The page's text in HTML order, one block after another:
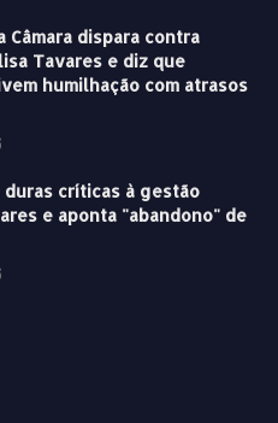
Câmara dispara contra
Tavares e diz que
humilhação com atrasos
duras críticas à gestão
e aponta "abandono" de